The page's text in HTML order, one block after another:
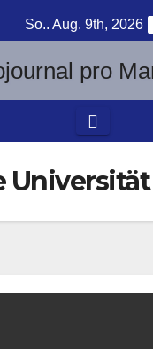
So.. Aug. 9th, 2026
Universität